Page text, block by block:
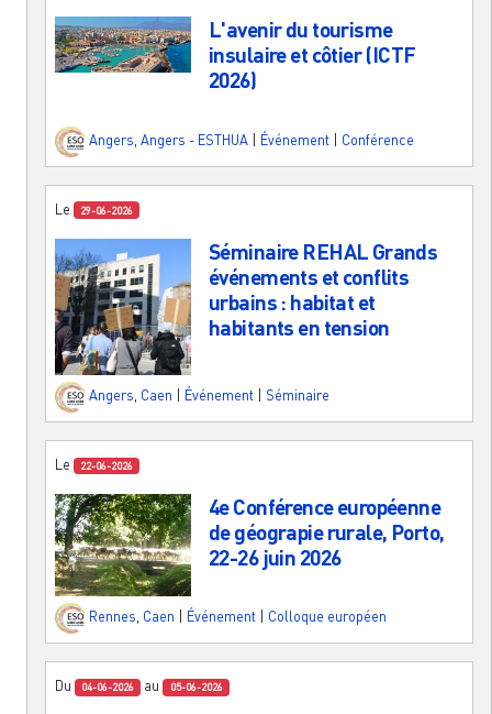
L'avenir du tourisme
insulaire et côtier (ICTF
2026)
Angers Angers - ESTHUA Événement Conférence
Le 29-06-2026
Séminaire REHAL Grands
événements et conflits
urbains : habitat et
habitants en tension
Angers, Caen Événement Séminaire
Le 22-06-2026
4e Conférence européenne
de géograpie rurale, Porto,
22-26 juin 2026
Rennes, Caen Événement Colloque européen
Du 04-06-2026 au 05-06-2026